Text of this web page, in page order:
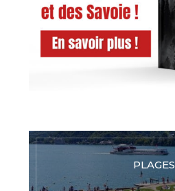
PLAGES